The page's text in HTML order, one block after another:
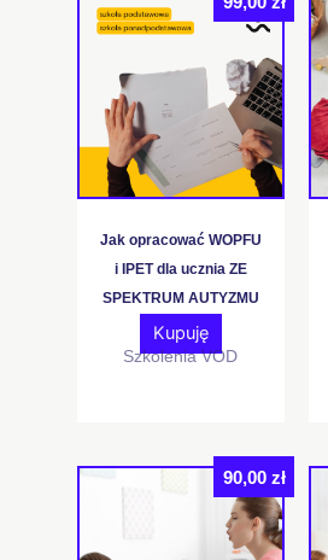
Jak opracować WOPFU
i IPET dla ucznia ZE
SPEKTRUM AUTYZMU
Kupuję
Szkolenia VOD
90,00 zł